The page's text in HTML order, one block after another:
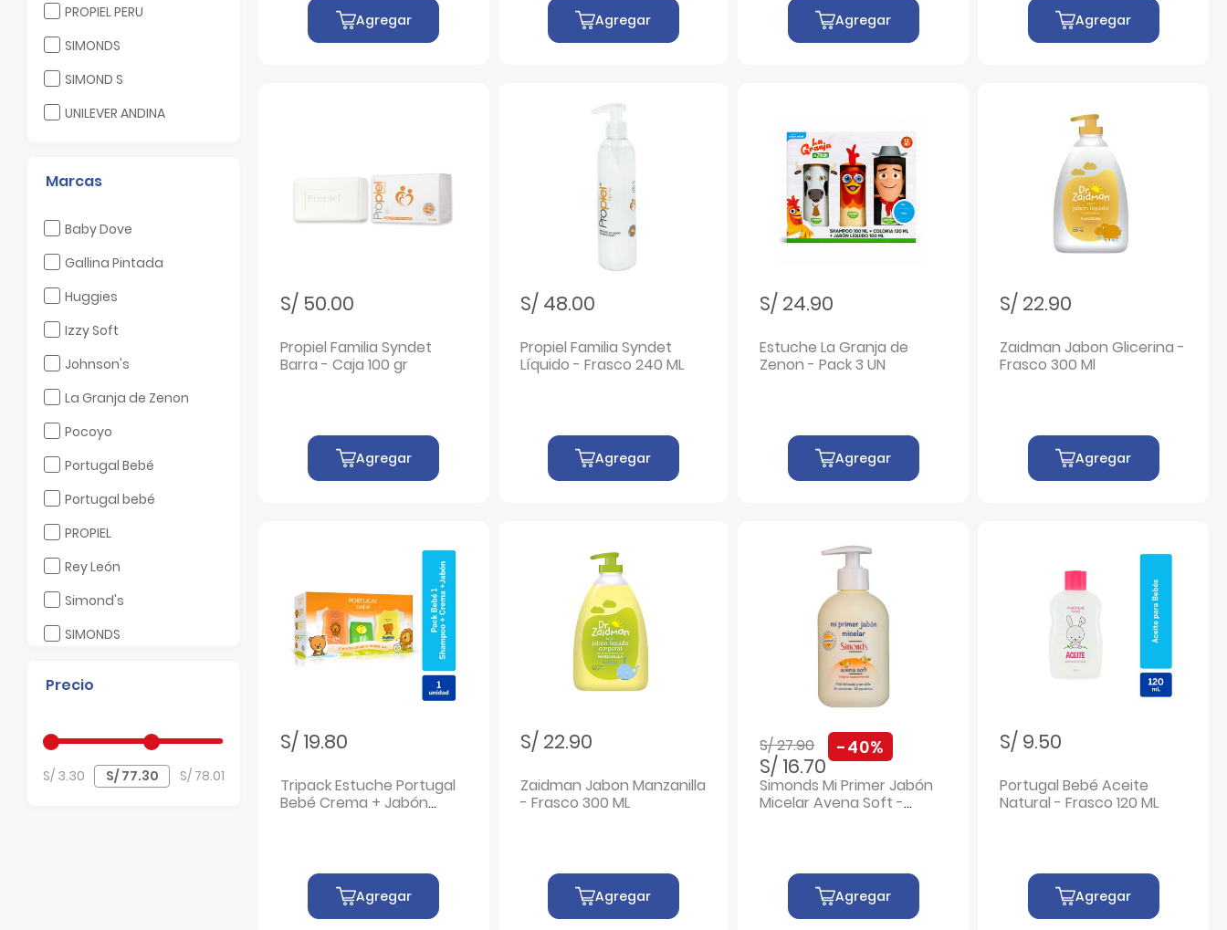
PROPIEL PERU
Filtrar por Laboratorio: PROPIEL PERU
SIMONDS
Filtrar por Laboratorio: SIMONDS
SIMOND S
Filtrar por Laboratorio: SIMOND S
UNILEVER ANDINA
Filtrar por Laboratorio: UNILEVER ANDINA
Marcas
Baby Dove
Filtrar por Marcas: Baby Dove
Gallina Pintada
Filtrar por Marcas: Gallina Pintada
Huggies
Filtrar por Marcas: Huggies
Izzy Soft
Filtrar por Marcas: Izzy Soft
Johnson's
Filtrar por Marcas: Johnson's
La Granja de Zenon
Filtrar por Marcas: La Granja de Zenon
Pocoyo
Filtrar por Marcas: Pocoyo
Portugal Bebé
Filtrar por Marcas: Portugal Bebé
Portugal bebé
Filtrar por Marcas: Portugal bebé
PROPIEL
Filtrar por Marcas: PROPIEL
Rey León
Filtrar por Marcas: Rey León
Simond's
Filtrar por Marcas: Simond's
SIMONDS
Filtrar por Marcas: SIMONDS
Precio
S/ 3.30 S/ 78.01
Agregar Agregar Agregar Agregar
S/ 50.00
Propiel Familia Syndet
Barra - Caja 100 gr
Agregar
S/ 48.00
Propiel Familia Syndet
Líquido - Frasco 240 ML
Agregar
S/ 24.90
Estuche La Granja de
Zenon - Pack 3 UN
Agregar
S/ 22.90
Zaidman Jabon Glicerina -
Frasco 300 Ml
Agregar
S/ 19.80
Tripack Estuche Portugal
Bebé Crema + Jabón
Agregar
S/ 22.90
Zaidman Jabon Manzanilla
- Frasco 300 ML
Agregar
Precio rebajado de
S/ 27.90
S/ 16.70
-40%
Simonds Mi Primer Jabón
Micelar Avena Soft -
Agregar
S/ 9.50
Portugal Bebé Aceite
Natural - Frasco 120 ML
Agregar